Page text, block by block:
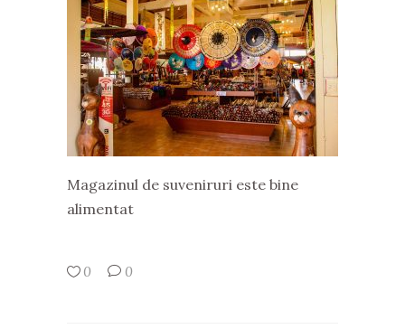
Magazinul de suveniruri este bine
alimentat
0 0